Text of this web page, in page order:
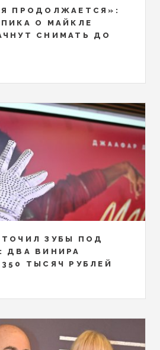
ПРОДОЛЖАЕТСЯ»:
О МАЙКЛЕ
СНИМАТЬ ДО
ЗУБЫ ПОД
ДВА ВИНИРА
ТЫСЯЧ РУБЛЕЙ